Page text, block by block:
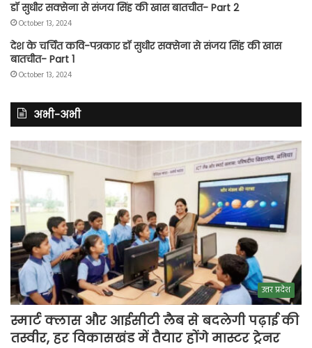
डॉ सुधीर सक्सेना से संजय सिंह की खास बातचीत- Part 2
October 13, 2024
देश के चर्चित कवि-पत्रकार डॉ सुधीर सक्सेना से संजय सिंह की खास
बातचीत- Part 1
October 13, 2024
अभी-अभी
उत्तर प्रदेश
स्मार्ट क्लास और आईसीटी लैब से बदलेगी पढ़ाई की
तस्वीर, हर विकासखंड में तैयार होंगे मास्टर ट्रेनर